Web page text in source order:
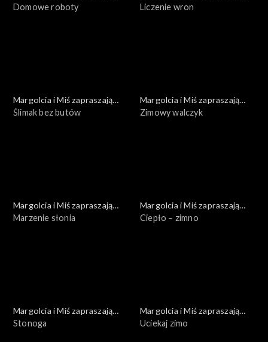
dziś
Domowe roboty
dziś
Liczenie wron
Margolcia i Miś zapraszają
dziś
Ślimak bez butów
Margolcia i Miś zapraszają
dziś
Zimowy walczyk
Margolcia i Miś zapraszają
dziś
Marzenie słonia
Margolcia i Miś zapraszają
dziś
Ciepło – zimno
Margolcia i Miś zapraszają
dziś
Stonoga
Margolcia i Miś zapraszają
dziś
Uciekaj zimo